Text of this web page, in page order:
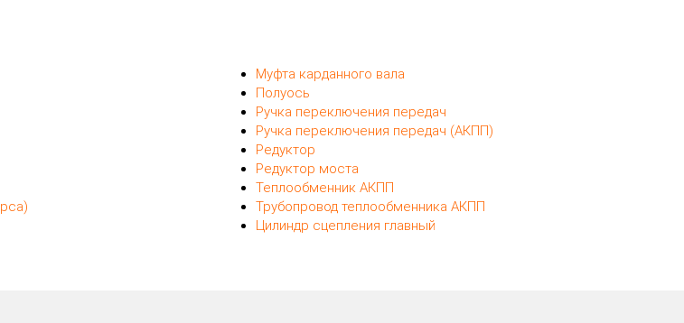
Муфта карданного вала
Полуось
Ручка переключения передач
Ручка переключения передач (АКПП)
Редуктор
Редуктор моста
Теплообменник АКПП
Трубопровод теплообменника АКПП
Цилиндр сцепления главный